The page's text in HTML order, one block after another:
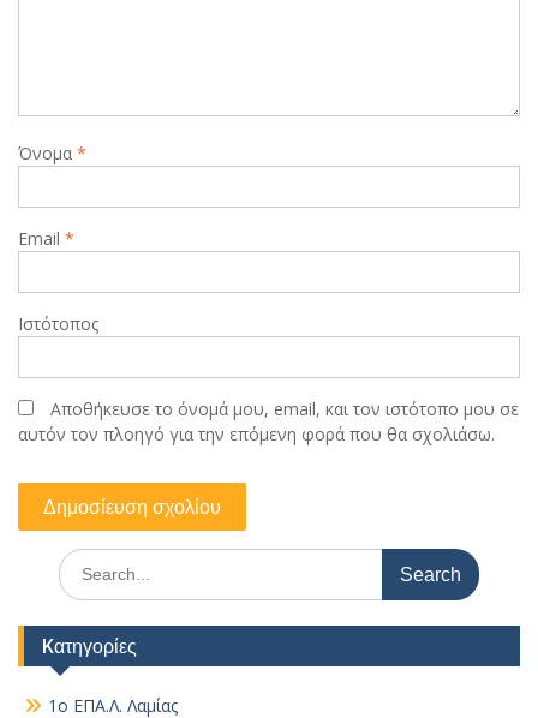
Όνομα *
Email *
Ιστότοπος
Αποθήκευσε το όνομά μου, email, και τον ιστότοπο μου σε
αυτόν τον πλοηγό για την επόμενη φορά που θα σχολιάσω.
Search
for:
Kατηγορίες
1ο ΕΠΑ.Λ. Λαμίας